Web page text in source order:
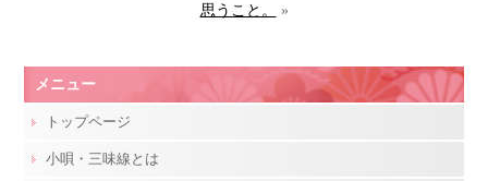
思うこと。
»
メニュー
トップページ
小唄・三味線とは